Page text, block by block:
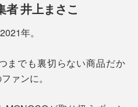
つは包容力のある頼もしい
付き、肘から手首がまっす
者 井上まさこ
年。
までも裏切らない商品だか
ァンに。